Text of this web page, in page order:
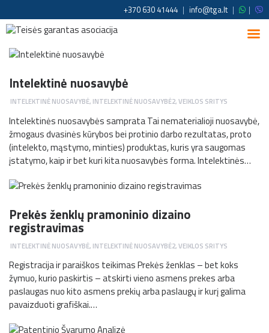
+370 630 41444 | info@tga.lt | |
Intelektinė nuosavybė
INTELEKTINĖ NUOSAVYBĖ, INTELEKTINĖ NUOSAVYBĖ2,VEIKLOS SRITYS
Intelektinės nuosavybės samprata Tai nematerialioji nuosavybė,
žmogaus dvasinės kūrybos bei protinio darbo rezultatas, proto
(intelekto, mąstymo, minties) produktas, kuris yra saugomas
įstatymo, kaip ir bet kuri kita nuosavybės forma. Intelektinės…
Prekės ženklų pramoninio dizaino
registravimas
INTELEKTINĖ NUOSAVYBĖ, INTELEKTINĖ NUOSAVYBĖ2,VEIKLOS SRITYS
Registracija ir paraiškos teikimas Prekės ženklas – bet koks
žymuo, kurio paskirtis – atskirti vieno asmens prekes arba
paslaugas nuo kito asmens prekių arba paslaugų ir kurį galima
pavaizduoti grafiškai.…